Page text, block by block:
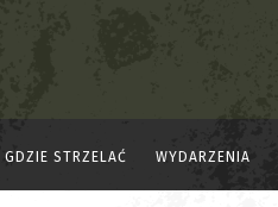
GDZIE STRZELAĆ WYDARZENIA